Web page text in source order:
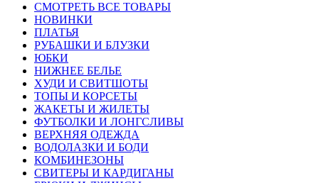
СМОТРЕТЬ ВСЕ ТОВАРЫ
НОВИНКИ
ПЛАТЬЯ
РУБАШКИ И БЛУЗКИ
ЮБКИ
НИЖНЕЕ БЕЛЬЕ
ХУДИ И СВИТШОТЫ
ТОПЫ И КОРСЕТЫ
ЖАКЕТЫ И ЖИЛЕТЫ
ФУТБОЛКИ И ЛОНГСЛИВЫ
ВЕРХНЯЯ ОДЕЖДА
ВОДОЛАЗКИ И БОДИ
КОМБИНЕЗОНЫ
СВИТЕРЫ И КАРДИГАНЫ